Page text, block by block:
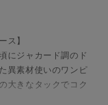
ス】
にジャカード調のド
異素材使いのワンピ
大きなタックでコク